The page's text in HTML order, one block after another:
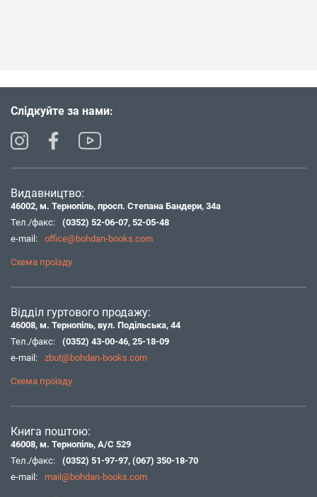
Слідкуйте за нами:
Видавництво:
46002, м. Тернопіль, просп. Степана Бандери, 34а
Тел./факс:
(0352) 52-06-07, 52-05-48
e-mail:
office@bohdan-books.com
Схема проїзду
Відділ гуртового продажу:
46008, м. Тернопіль, вул. Подільська, 44
Тел./факс:
(0352) 43-00-46, 25-18-09
e-mail:
zbut@bohdan-books.com
Схема проїзду
Книга поштою:
46008, м. Тернопіль, А/С 529
Тел./факс:
(0352) 51-97-97, (067) 350-18-70
e-mail:
mail@bohdan-books.com